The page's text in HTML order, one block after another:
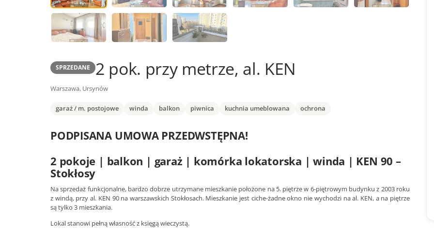
SPRZEDANE 2 pok. przy metrze, al. KEN
Warszawa, Ursynów
garaż / m. postojowe winda balkon piwnica kuchnia umeblowana ochrona
PODPISANA UMOWA PRZEDWSTĘPNA!
2 pokoje | balkon | garaż | komórka lokatorska | winda | KEN 90 –
Stokłosy
Na sprzedaż funkcjonalne, bardzo dobrze utrzymane mieszkanie położone na 5. piętrze w 6-piętrowym budynku z 2003 roku
z windą, przy al. KEN 90 na warszawskich Stokłosach. Mieszkanie jest ciche-żadne okno nie wychodzi na al. KEN, a na piętrze
są tylko 3 mieszkania.
Lokal stanowi pełną własność z księgą wieczystą.